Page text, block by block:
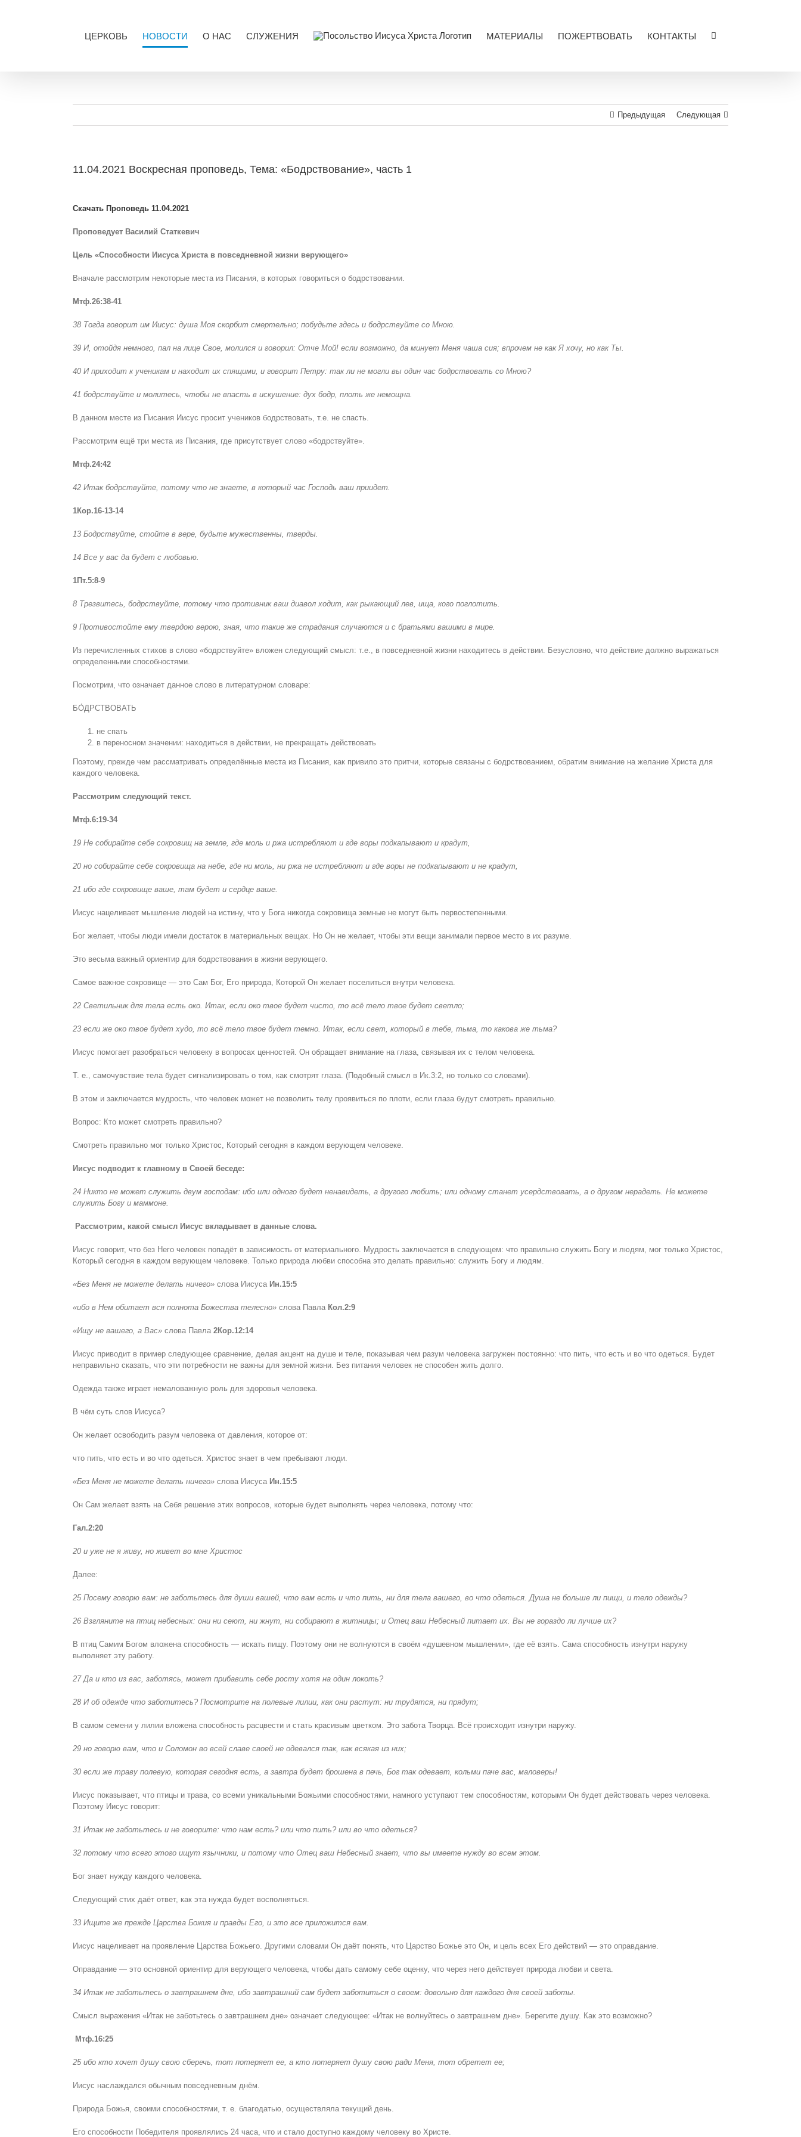
ЦЕРКОВЬ НОВОСТИ О НАС СЛУЖЕНИЯ МАТЕРИАЛЫ ПОЖЕРТВОВАТЬ КОНТАКТЫ
Предыдущая Следующая
11.04.2021 Воскресная проповедь, Тема: «Бодрствование», часть 1
Image
Скачать Проповедь 11.04.2021
Проповедует Василий Статкевич
Цель «Способности Иисуса Христа в повседневной жизни верующего»
Вначале рассмотрим некоторые места из Писания, в которых говориться о бодрствовании.
Мтф.26:38-41
38 Тогда говорит им Иисус: душа Моя скорбит смертельно; побудьте здесь и бодрствуйте со Мною.
39 И, отойдя немного, пал на лице Свое, молился и говорил: Отче Мой! если возможно, да минует Меня чаша сия; впрочем не как Я хочу, но как Ты.
40 И приходит к ученикам и находит их спящими, и говорит Петру: так ли не могли вы один час бодрствовать со Мною?
41 бодрствуйте и молитесь, чтобы не впасть в искушение: дух бодр, плоть же немощна.
В данном месте из Писания Иисус просит учеников бодрствовать, т.е. не спасть.
Рассмотрим ещё три места из Писания, где присутствует слово «бодрствуйте».
Мтф.24:42
42 Итак бодрствуйте, потому что не знаете, в который час Господь ваш приидет.
1Кор.16-13-14
13 Бодрствуйте, стойте в вере, будьте мужественны, тверды.
14 Все у вас да будет с любовью.
1Пт.5:8-9
8 Трезвитесь, бодрствуйте, потому что противник ваш диавол ходит, как рыкающий лев, ища, кого поглотить.
9 Противостойте ему твердою верою, зная, что такие же страдания случаются и с братьями вашими в мире.
Из перечисленных стихов в слово «бодрствуйте» вложен следующий смысл: т.е., в повседневной жизни находитесь в действии. Безусловно, что действие должно выражаться
определенными способностями.
Посмотрим, что означает данное слово в литературном словаре:
БО́ДРСТВОВАТЬ
не спать
в переносном значении: находиться в действии, не прекращать действовать
Поэтому, прежде чем рассматривать определённые места из Писания, как привило это притчи, которые связаны с бодрствованием, обратим внимание на желание Христа для
каждого человека.
Рассмотрим следующий текст.
Мтф.6:19-34
19 Не собирайте себе сокровищ на земле, где моль и ржа истребляют и где воры подкапывают и крадут,
20 но собирайте себе сокровища на небе, где ни моль, ни ржа не истребляют и где воры не подкапывают и не крадут,
21 ибо где сокровище ваше, там будет и сердце ваше.
Иисус нацеливает мышление людей на истину, что у Бога никогда сокровища земные не могут быть первостепенными.
Бог желает, чтобы люди имели достаток в материальных вещах. Но Он не желает, чтобы эти вещи занимали первое место в их разуме.
Это весьма важный ориентир для бодрствования в жизни верующего.
Самое важное сокровище — это Сам Бог, Его природа, Которой Он желает поселиться внутри человека.
22 Светильник для тела есть око. Итак, если око твое будет чисто, то всё тело твое будет светло;
23 если же око твое будет худо, то всё тело твое будет темно. Итак, если свет, который в тебе, тьма, то какова же тьма?
Иисус помогает разобраться человеку в вопросах ценностей. Он обращает внимание на глаза, связывая их с телом человека.
Т. е., самочувствие тела будет сигнализировать о том, как смотрят глаза. (Подобный смысл в Ик.3:2, но только со словами).
В этом и заключается мудрость, что человек может не позволить телу проявиться по плоти, если глаза будут смотреть правильно.
Вопрос: Кто может смотреть правильно?
Смотреть правильно мог только Христос, Который сегодня в каждом верующем человеке.
Иисус подводит к главному в Своей беседе:
24 Никто не может служить двум господам: ибо или одного будет ненавидеть, а другого любить; или одному станет усердствовать, а о другом нерадеть. Не можете
служить Богу и маммоне.
Рассмотрим, какой смысл Иисус вкладывает в данные слова.
Иисус говорит, что без Него человек попадёт в зависимость от материального. Мудрость заключается в следующем: что правильно служить Богу и людям, мог только Христос,
Который сегодня в каждом верующем человеке. Только природа любви способна это делать правильно: служить Богу и людям.
«Без Меня не можете делать ничего»слова ИисусаИн.15:5
«ибо в Нем обитает вся полнота Божества телесно»слова Павла Кол.2:9
«Ищу не вашего, а Вас»слова Павла2Кор.12:14
Иисус приводит в пример следующее сравнение, делая акцент на душе и теле, показывая чем разум человека загружен постоянно: что пить, что есть и во что одеться. Будет
неправильно сказать, что эти потребности не важны для земной жизни. Без питания человек не способен жить долго.
Одежда также играет немаловажную роль для здоровья человека.
В чём суть слов Иисуса?
Он желает освободить разум человека от давления, которое от:
что пить, что есть и во что одеться. Христос знает в чем пребывают люди.
«Без Меня не можете делать ничего»слова Иисуса Ин.15:5
Он Сам желает взять на Себя решение этих вопросов, которые будет выполнять через человека, потому что:
Гал.2:20
20 и уже не я живу, но живет во мне Христос
Далее:
25 Посему говорю вам: не заботьтесь для души вашей, что вам есть и что пить, ни для тела вашего, во что одеться. Душа не больше ли пищи, и тело одежды?
26 Взгляните на птиц небесных: они ни сеют, ни жнут, ни собирают в житницы; и Отец ваш Небесный питает их. Вы не гораздо ли лучше их?
В птиц Самим Богом вложена способность — искать пищу. Поэтому они не волнуются в своём «душевном мышлении», где её взять. Сама способность изнутри наружу
выполняет эту работу.
27 Да и кто из вас, заботясь, может прибавить себе росту хотя на один локоть?
28 И об одежде что заботитесь? Посмотрите на полевые лилии, как они растут: ни трудятся, ни прядут;
В самом семени у лилии вложена способность расцвести и стать красивым цветком. Это забота Творца. Всё происходит изнутри наружу.
29 но говорю вам, что и Соломон во всей славе своей не одевался так, как всякая из них;
30 если же траву полевую, которая сегодня есть, а завтра будет брошена в печь, Бог так одевает, кольми паче вас, маловеры!
Иисус показывает, что птицы и трава, со всеми уникальными Божьими способностями, намного уступают тем способностям, которыми Он будет действовать через человека.
Поэтому Иисус говорит:
31 Итак не заботьтесь и не говорите: что нам есть? или что пить? или во что одеться?
32 потому что всего этого ищут язычники, и потому что Отец ваш Небесный знает, что вы имеете нужду во всем этом.
Бог знает нужду каждого человека.
Следующий стих даёт ответ, как эта нужда будет восполняться.
33 Ищите же прежде Царства Божия и правды Его, и это все приложится вам.
Иисус нацеливает на проявление Царства Божьего. Другими словами Он даёт понять, что Царство Божье это Он, и цель всех Его действий — это оправдание.
Оправдание — это основной ориентир для верующего человека, чтобы дать самому себе оценку, что через него действует природа любви и света.
34 Итак не заботьтесь о завтрашнем дне, ибо завтрашний сам будет заботиться о своем: довольно для каждого дня своей заботы.
Смысл выражения «Итак не заботьтесь о завтрашнем дне» означает следующее: «Итак не волнуйтесь о завтрашнем дне». Берегите душу. Как это возможно?
Мтф.16:25
25 ибо кто хочет душу свою сберечь, тот потеряет ее, а кто потеряет душу свою ради Меня, тот обретет ее;
Иисус наслаждался обычным повседневным днём.
Природа Божья, своими способностями, т. е. благодатью, осуществляла текущий день.
Его способности Победителя проявлялись 24 часа, что и стало доступно каждому человеку во Христе.